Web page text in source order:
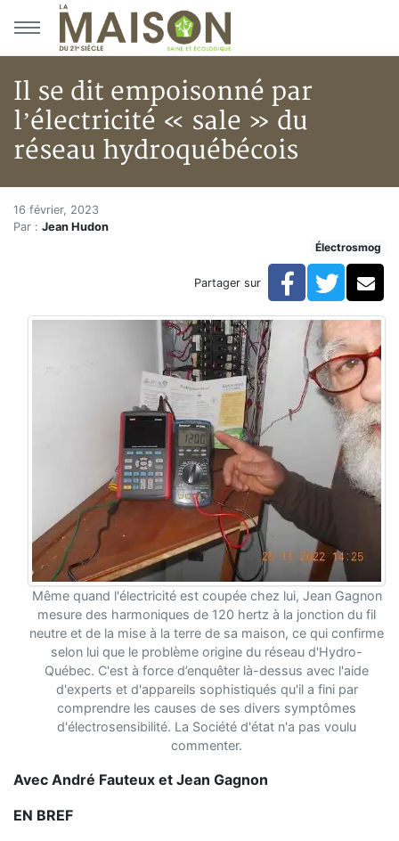
Aller au menu principal
Aller au contenu principal
Il se dit empoisonné par
l’électricité « sale » du
réseau hydroquébécois
Accueil
Articles
Il se dit empoisonné par l’électricité « sale » du
Il se dit empoisonné par
16 février, 2023
Par : Jean Hudon
Électrosmog
Partager sur Facebook
Même quand l'électricité est coupée chez lui, Jean Gagnon
mesure des harmoniques de 120 hertz à la jonction du fil
neutre et de la mise à la terre de sa maison, ce qui confirme
selon lui que le problème origine du réseau d'Hydro-
Québec. C'est à force d’enquêter là-dessus avec l'aide
d'experts et d'appareils sophistiqués qu'il a fini par
comprendre les causes de ses divers symptômes
d'électrosensibilité. La Société d'état n'a pas voulu
commenter.
Avec André Fauteux et Jean Gagnon
EN BREF